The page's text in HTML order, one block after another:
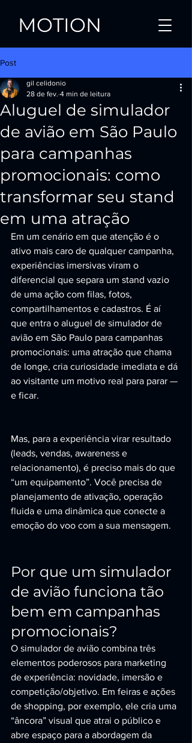
MOTION
Post
Aluguel de simulador
de avião em São Paulo
para campanhas
promocionais: como
transformar seu stand
em uma atração
gil celidonio
28 de fev. 4 min de leitura
Em um cenário em que atenção é o
ativo mais caro de qualquer campanha,
experiências imersivas viram o
diferencial que separa um stand vazio
de uma ação com filas, fotos,
compartilhamentos e cadastros. É aí
que entra o aluguel de simulador de
avião em São Paulo para campanhas
promocionais: uma atração que chama
de longe, cria curiosidade imediata e dá
ao visitante um motivo real para parar —
e ficar.
Mas, para a experiência virar resultado
(leads, vendas, awareness e
relacionamento), é preciso mais do que
“um equipamento”. Você precisa de
planejamento de ativação, operação
fluida e uma dinâmica que conecte a
emoção do voo com a sua mensagem.
Por que um simulador
de avião funciona tão
bem em campanhas
promocionais?
O simulador de avião combina três
elementos poderosos para marketing
de experiência: novidade, imersão e
competição/objetivo. Em feiras e ações
de shopping, por exemplo, ele cria uma
“âncora” visual que atrai o público e
abre espaço para a abordagem da